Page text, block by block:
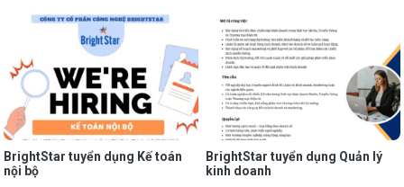
BrightStar tuyển dụng Kế toán
nội bộ
BrightStar tuyển dụng Quản lý
kinh doanh